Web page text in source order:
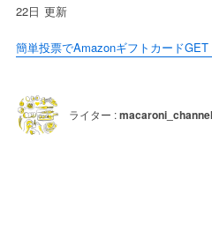
22日 更新
簡単投票でAmazonギフトカードGET
ライター :macaroni_channel